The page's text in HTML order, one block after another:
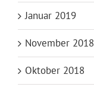
Januar 2019
November 2018
Oktober 2018